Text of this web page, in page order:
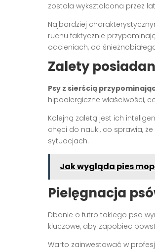
została wykształcona przez
Najbardziej
ruchu faktycznie
odcieniach, od
Zalety
Psy z sierścią
hipoalergiczne właściwości,
Kolejną zaletą jest ich
chęci do nauki, co sprawia,
sytuacjach.
Jak wygląda pies
Pielęgnacja
Dbanie o futro takiego psa
kluczowe, aby zapobiec
Warto zainwestować w